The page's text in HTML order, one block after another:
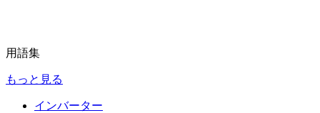
用語集
もっと見る
インバーター